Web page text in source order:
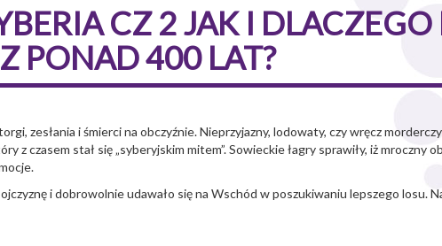
CZ 2 JAK I
PONAD 400 LAT?
zesłania i śmierci na obczyźnie. Nieprzyjazny, lodowaty, czy wręcz
czasem stał się „syberyjskim mitem”. Sowieckie łagry sprawiły, iż mroczny
i dobrowolnie udawało się na Wschód w poszukiwaniu lepszego losu.